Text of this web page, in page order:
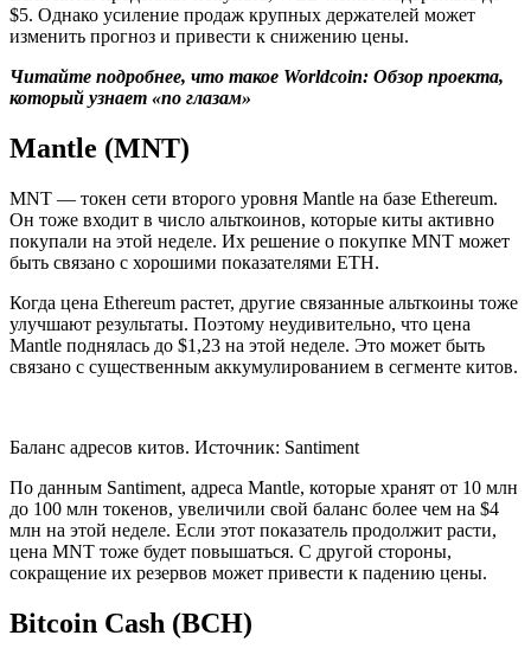
$5. Однако усиление продаж крупных держателей может
изменить прогноз и привести к снижению цены.
Читайте подробнее, что такое Worldcoin: Обзор проекта,
который узнает «по глазам»
Mantle (MNT)
MNT — токен сети второго уровня Mantle на базе Ethereum.
Он тоже входит в число альткоинов, которые киты активно
покупали на этой неделе. Их решение о покупке MNT может
быть связано с хорошими показателями ETH.
Когда цена Ethereum растет, другие связанные альткоины тоже
улучшают результаты. Поэтому неудивительно, что цена
Mantle поднялась до $1,23 на этой неделе. Это может быть
связано с существенным аккумулированием в сегменте китов.
Баланс адресов китов. Источник: Santiment
По данным Santiment, адреса Mantle, которые хранят от 10 млн
до 100 млн токенов, увеличили свой баланс более чем на $4
млн на этой неделе. Если этот показатель продолжит расти,
цена MNT тоже будет повышаться. С другой стороны,
сокращение их резервов может привести к падению цены.
Bitcoin Cash (BCH)